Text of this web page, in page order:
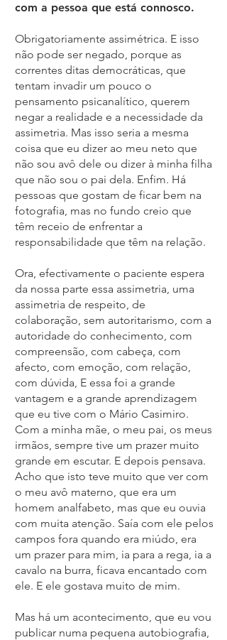
com a pessoa que está connosco.
Obrigatoriamente assimétrica. E isso
não pode ser negado, porque as
correntes ditas democráticas, que
tentam invadir um pouco o
pensamento psicanalítico, querem
negar a realidade e a necessidade da
assimetria. Mas isso seria a mesma
coisa que eu dizer ao meu neto que
não sou avô dele ou dizer à minha filha
que não sou o pai dela. Enfim. Há
pessoas que gostam de ficar bem na
fotografia, mas no fundo creio que
têm receio de enfrentar a
responsabilidade que têm na relação.
Ora, efectivamente o paciente espera
da nossa parte essa assimetria, uma
assimetria de respeito, de
colaboração, sem autoritarismo, com a
autoridade do conhecimento, com
compreensão, com cabeça, com
afecto, com emoção, com relação,
com dúvida, E essa foi a grande
vantagem e a grande aprendizagem
que eu tive com o Mário Casimiro.
Com a minha mãe, o meu pai, os meus
irmãos, sempre tive um prazer muito
grande em escutar. E depois pensava.
Acho que isto teve muito que ver com
o meu avô materno, que era um
homem analfabeto, mas que eu ouvia
com muita atenção. Saía com ele pelos
campos fora quando era miúdo, era
um prazer para mim, ia para a rega, ia a
cavalo na burra, ficava encantado com
ele. E ele gostava muito de mim.
Mas há um acontecimento, que eu vou
publicar numa pequena autobiografia,